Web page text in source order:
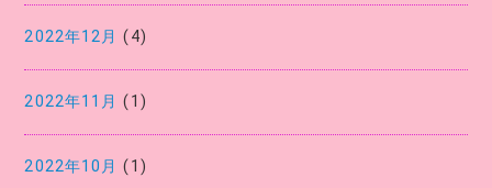
2022年12月 (4)
2022年11月 (1)
2022年10月 (1)